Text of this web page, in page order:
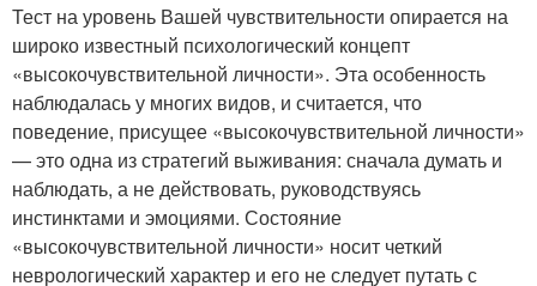
Тест на уровень Вашей чувствительности опирается на
широко известный психологический концепт
«высокочувствительной личности». Эта особенность
наблюдалась у многих видов, и считается, что
поведение, присущее «высокочувствительной личности»
— это одна из стратегий выживания: сначала думать и
наблюдать, а не действовать, руководствуясь
инстинктами и эмоциями. Состояние
«высокочувствительной личности» носит четкий
неврологический характер и его не следует путать с